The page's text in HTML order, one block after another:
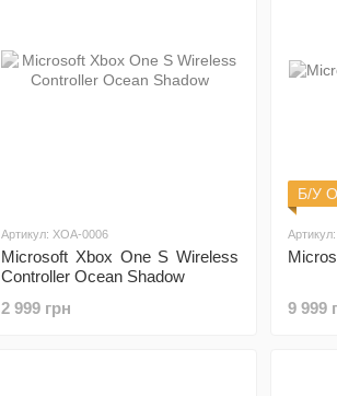
Артикул: XOA-0006
Microsoft Xbox One S Wireless
Controller Ocean Shadow
2 999 грн
Б/У
9 999